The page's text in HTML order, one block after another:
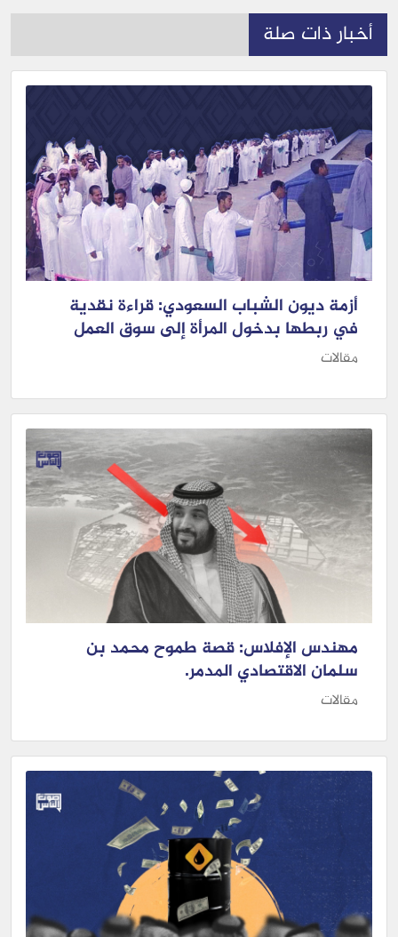
أخبار ذات صلة
أزمة ديون الشباب السعودي: قراءة نقدية
في ربطها بدخول المرأة إلى سوق العمل
مقالات
مهندس الإفلاس: قصة طموح محمد بن
سلمان الاقتصادي المدمر.
مقالات